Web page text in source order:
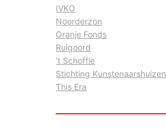
IVKO
Noorderzon
Oranje Fonds
Ruigoord
’t Schoffie
Stichting Kunstenaarshuizen
This Era